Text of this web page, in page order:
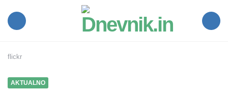
Dnevnik.in
flickr
AKTUALNO